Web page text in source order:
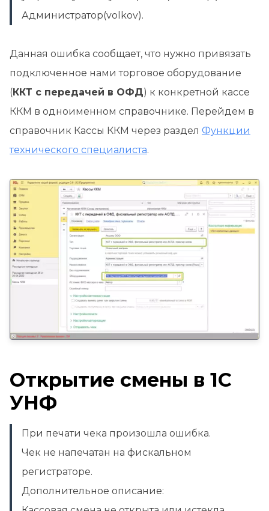
Администратор(volkov).
Данная ошибка сообщает, что нужно привязать
подключенное нами торговое оборудование
(ККТ с передачей в ОФД) к конкретной кассе
ККМ в одноименном справочнике. Перейдем в
справочник Кассы ККМ через раздел Функции
технического специалиста.
Открытие смены в 1С
УНФ
При печати чека произошла ошибка.
Чек не напечатан на фискальном
регистраторе.
Дополнительное описание: